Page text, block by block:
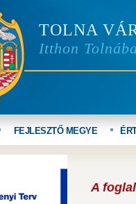
TOLNA
Itthon
FEJLESZTŐ MEGYE
A